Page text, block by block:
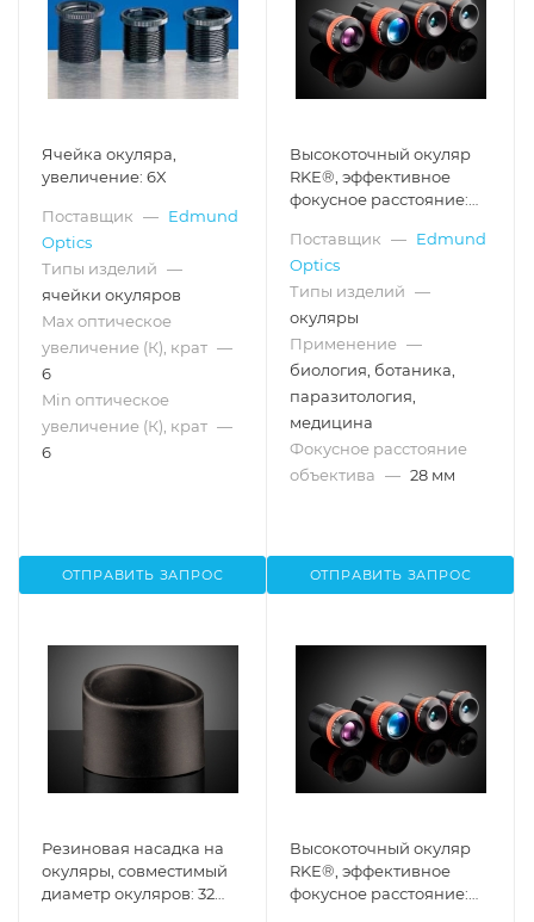
Ячейка окуляра,
увеличение: 6X
Поставщик — Edmund
Optics
Типы изделий —
ячейки окуляров
Max оптическое
увеличение (К), крат —
6
Min оптическое
увеличение (К), крат —
6
ОТПРАВИТЬ ЗАПРОС
Высокоточный окуляр
RKE®, эффективное
фокусное расстояние:
Поставщик — Edmund
Optics
Типы изделий —
окуляры
Применение —
биология, ботаника,
паразитология,
медицина
Фокусное расстояние
объектива — 28 мм
ОТПРАВИТЬ ЗАПРОС
Резиновая насадка на
окуляры, совместимый
диаметр окуляров: 32
Высокоточный окуляр
RKE®, эффективное
фокусное расстояние: